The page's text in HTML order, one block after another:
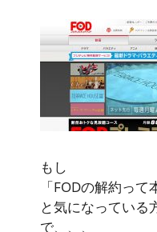
もし
「FODの解約って
と気になっている
で、、、